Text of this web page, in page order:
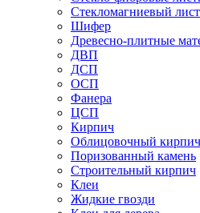
Стекломагниевый
Шифер
Древесно-плитные
ДВП
ДСП
ОСП
Фанера
ЦСП
Кирпич
Облицовочный кирпич
Поризованный камень
Строительный кирпич
Клеи
Жидкие гвозди